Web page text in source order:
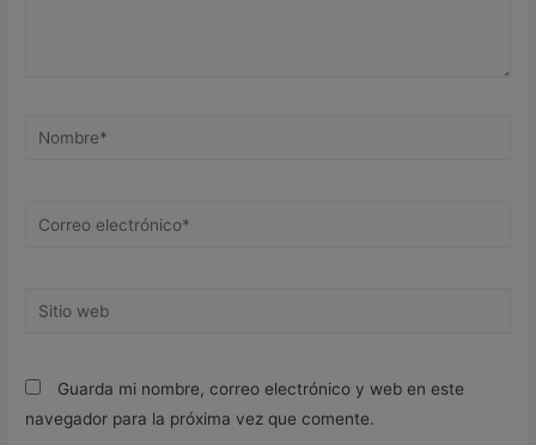
Nombre*
Correo
Sitio
Guarda mi nombre, correo electrónico y web en este
navegador para la próxima vez que comente.